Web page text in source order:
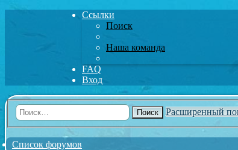
Ссылки
Поиск
Наша команда
FAQ
Вход
Поиск Расширенный
Список форумов